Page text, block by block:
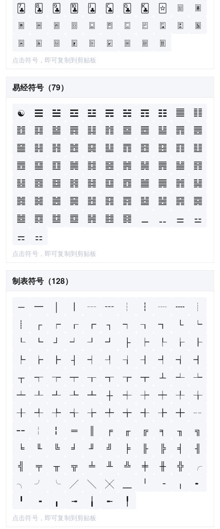
🃗
🃘 🃙 🃚 🃛 🃜 🃝 🃞 🃟 🃠
🃡
🃢
🃣 🃤 🃥 🃦 🃧 🃨 🃩 🃪 🃫
🃬
🃭
🃮 🃯 🃰 🃱 🃲 🃳 🃴 🃵
点击符号，即可复制到剪贴板
易经符号（79）
☯ ☰ ☱ ☲ ☳ ☴ ☵ ☶ ☷ ䷀
䷁
䷂
䷃ ䷄ ䷅ ䷆ ䷇ ䷈ ䷉ ䷊ ䷋
䷌
䷍
䷎ ䷏ ䷐ ䷑ ䷒ ䷓ ䷔ ䷕ ䷖
䷗
䷘
䷙ ䷚ ䷛ ䷜ ䷝ ䷞ ䷟ ䷠ ䷡
䷢
䷣
䷤ ䷥ ䷦ ䷧ ䷨ ䷩ ䷪ ䷫ ䷬
䷭
䷮
䷯ ䷰ ䷱ ䷲ ䷳ ䷴ ䷵ ䷶ ䷷
䷸
䷹
䷺ ䷻ ䷼ ䷽ ䷾ ䷿ ⚊ ⚋ ⚌
⚍
⚎
⚏
点击符号，即可复制到剪贴板
制表符号（128）
─ ━ │ ┃ ┄ ┅ ┆ ┇ ┈ ┉
┊
┋
┌ ┍ ┎ ┏ ┐ ┑ ┒ ┓ └
┕
┖
┗ ┘ ┙ ┚ ┛ ├ ┝ ┞ ┟
┠
┡
┢ ┣ ┤ ┥ ┦ ┧ ┨ ┩ ┪
┫
┬
┭ ┮ ┯ ┰ ┱ ┲ ┳ ┴ ┵
┶
┷
┸ ┹ ┺ ┻ ┼ ┽ ┾ ┿ ╀
╁
╂
╃ ╄ ╅ ╆ ╇ ╈ ╉ ╊ ╋
╌
╍
╎ ╏ ═ ║ ╒ ╓ ╔ ╕ ╖
╗
╘
╙ ╚ ╛ ╜ ╝ ╞ ╟ ╠ ╡
╢
╣
╤ ╥ ╦ ╧ ╨ ╩ ╪ ╫ ╬
╭
╮
╯ ╰ ╱ ╲ ╳ ╵ ╶ ╷
╸
╹
╺ ╻ ╼ ╽ ╾ ╿
点击符号，即可复制到剪贴板